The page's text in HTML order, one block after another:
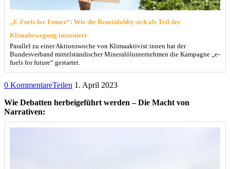
„E-Fuels for Future“: Wie die Benzinlobby sich als Teil der
Klimabewegung inszeniert
Parallel zu einer Aktionswoche von Klimaaktivist:innen hat der
Bundesverband mittelständischer Mineralölunternehmen die Kampagne „e-
fuels for future“ gestartet.
0 KommentareTeilen 1. April 2023
Wie Debatten herbeigeführt werden – Die Macht von
Narrativen: